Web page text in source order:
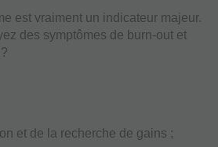
est vraiment un indicateur majeur.
des symptômes de burn-out et
et de la recherche de gains ;